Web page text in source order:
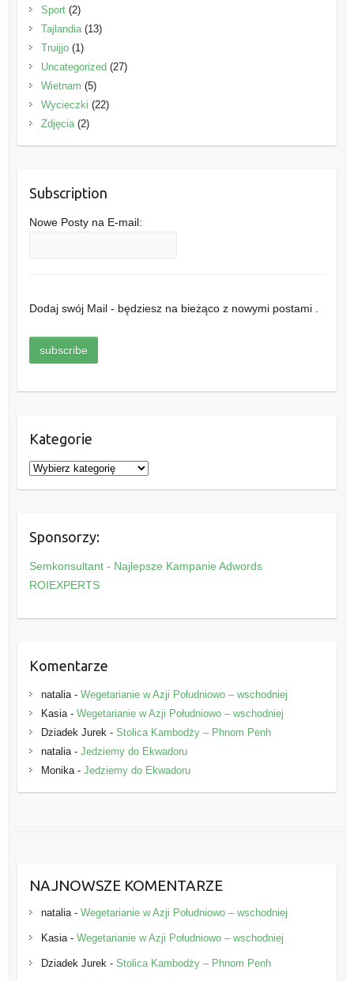
Sport(2)
Tajlandia(13)
Truijjo(1)
Uncategorized(27)
Wietnam (5)
Wycieczki (22)
Zdjęcia(2)
Subscription
Nowe Posty na E-mail:
Dodaj swój Mail - będziesz na bieżąco z nowymi postami .
Kategorie
K
a
g
o
r
e
Sponsorzy:
Semkonsultant - Najlepsze Kampanie Adwords
ROIEXPERTS
Komentarze
natalia- Wegetarianie w Azji Południowo – wschodniej
Kasia- Wegetarianie w Azji Południowo – wschodniej
Dziadek Jurek - Stolica Kambodży – Phnom Penh
natalia- Jedziemy do Ekwadoru
Monika- Jedziemy do Ekwadoru
NAJNOWSZE KOMENTARZE
natalia- Wegetarianie w Azji Południowo – wschodniej
Kasia- Wegetarianie w Azji Południowo – wschodniej
Dziadek Jurek - Stolica Kambodży – Phnom Penh